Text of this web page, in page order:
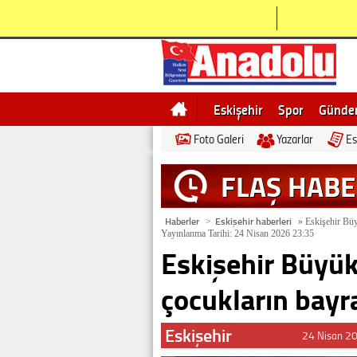
Eskişehir Spor
Bilecik
Ne demek
Foto Galeri Yazarlar
FLAŞ
Haberler > Eskişehir haberleri » Eskişehir
Yayınlanma Tarihi: 24 Nisan 2026 23:35
Eskişehir
çocukların
Eskişehir 24 Nisan